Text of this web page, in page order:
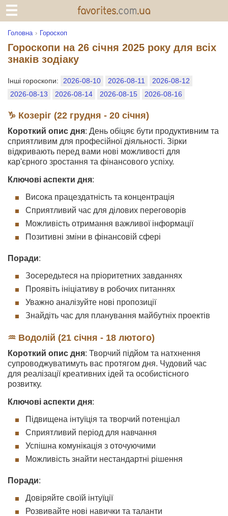
Головна Гороскоп
Гороскопи на 26 січня 2025 року для всіх
знаків зодіаку
Інші гороскопи: 2026-08-10 2026-08-11
2026-08-12
2026-08-13
2026-08-14 2026-08-15 2026-08-16
♑ Козеріг (22 грудня - 20 січня)
Короткий опис дня: День обіцяє бути продуктивним та
сприятливим для професійної діяльності. Зірки
відкривають перед вами нові можливості для
кар'єрного зростання та фінансового успіху.
Ключові аспекти дня:
Висока працездатність та концентрація
Сприятливий час для ділових переговорів
Можливість отримання важливої інформації
Позитивні зміни в фінансовій сфері
Поради:
Зосередьтеся на пріоритетних завданнях
Проявіть ініціативу в робочих питаннях
Уважно аналізуйте нові пропозиції
Знайдіть час для планування майбутніх проектів
♒ Водолій (21 січня - 18 лютого)
Короткий опис дня: Творчий підйом та натхнення
супроводжуватимуть вас протягом дня. Чудовий час
для реалізації креативних ідей та особистісного
розвитку.
Ключові аспекти дня:
Підвищена інтуїція та творчий потенціал
Сприятливий період для навчання
Успішна комунікація з оточуючими
Можливість знайти нестандартні рішення
Поради:
Довіряйте своїй інтуїції
Розвивайте нові навички та таланти